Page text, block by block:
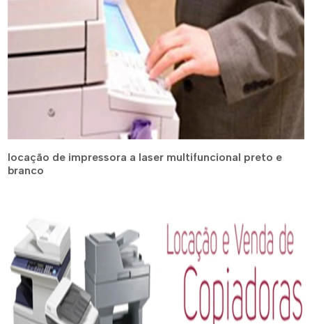
locação de impressora a laser multifuncional preto e
branco